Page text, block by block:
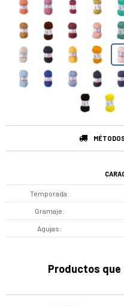
Temporada
Gramaje
Agujas
Productos